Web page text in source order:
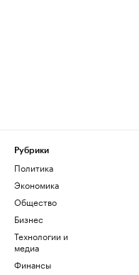
Рубрики
Политика
Экономика
Общество
Бизнес
Технологии и
медиа
Финансы